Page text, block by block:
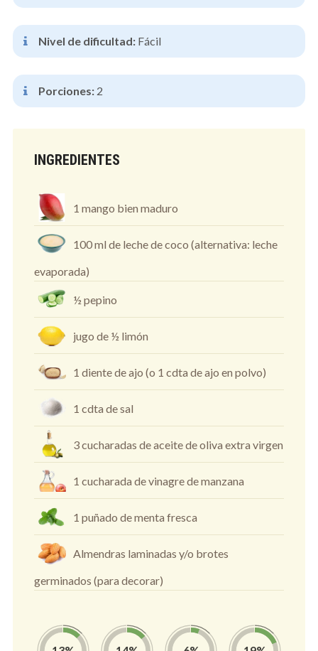
Nivel de dificultad:Fácil
Porciones:2
INGREDIENTES
1 mango bien maduro
100 ml de leche de coco (alternativa: leche
evaporada)
½ pepino
jugo de ½ limón
1 diente de ajo (o 1 cdta de ajo en polvo)
1 cdta de sal
3 cucharadas de aceite de oliva extra virgen
1 cucharada de vinagre de manzana
1 puñado de menta fresca
Almendras laminadas y/o brotes
germinados (para decorar)